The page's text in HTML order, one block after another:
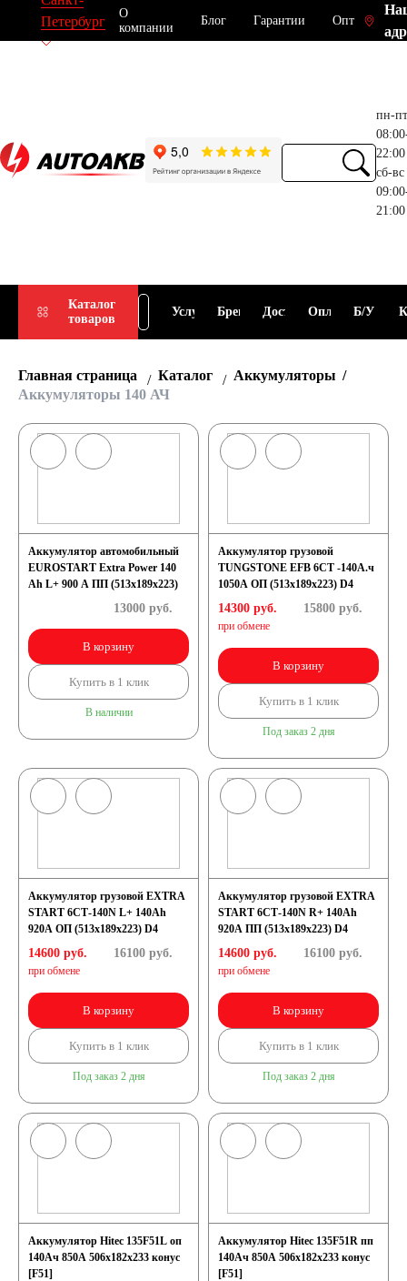
Петербург
О
компании
Блог Гарантии Опт
пн-пт
22:00
сб-вс
21:00
Каталог
товаров
Подбор
АКБ
Услуги Бренды ДоставкаОплата Б/У
Главная страница Каталог
Аккумуляторы
Аккумуляторы 140 АЧ
Аккумулятор автомобильный
EUROSTART Extra Power 140
Ah L+ 900 A ПП (513x189x223)
13000руб.
В корзину
Купить в 1 клик
В наличии
Аккумулятор грузовой
TUNGSTONE EFB 6СТ -140А.ч
1050А ОП (513x189x223) D4
14300 руб.
при обмене
15800руб.
В корзину
Купить в 1 клик
Под заказ 2 дня
Аккумулятор грузовой EXTRA
START 6СТ-140N L+ 140Ah
920A ОП (513x189x223) D4
14600 руб.
при обмене
16100руб.
В корзину
Купить в 1 клик
Под заказ 2 дня
Аккумулятор грузовой EXTRA
START 6СТ-140N R+ 140Ah
920A ПП (513x189x223) D4
14600 руб.
при обмене
16100руб.
В корзину
Купить в 1 клик
Под заказ 2 дня
Аккумулятор Hitec 135F51L оп
140Ач 850А 506х182х233 конус
[F51]
Аккумулятор Hitec 135F51R пп
140Ач 850А 506х182х233 конус
[F51]